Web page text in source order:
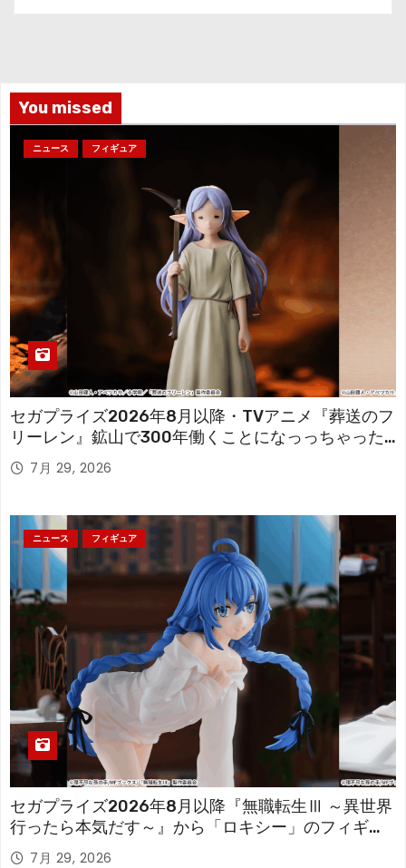
You missed
ニュース フィギュア
セガプライズ2026年8月以降・TVアニメ『葬送のフ
リーレン』鉱山で300年働くことになっっちゃった
「フリーレン」を立体化！
7月 29, 2026
ニュース フィギュア
セガプライズ2026年8月以降『無職転生Ⅲ ～異世界
行ったら本気だす～』から「ロキシー」のフィギュ
アが登場！
7月 29, 2026